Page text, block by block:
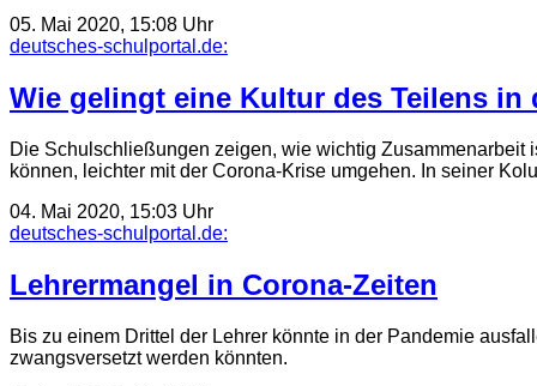
05. Mai 2020, 15:08 Uhr
deutsches-schulportal.de:
Wie gelingt eine Kultur des Teilens in
Die Schulschließungen zeigen, wie wichtig
können, leichter mit der Corona-Krise umgehen. In seiner
04. Mai 2020, 15:03 Uhr
deutsches-schulportal.de:
Lehrermangel in Corona-Zeiten
Bis zu einem Drittel der Lehrer könnte in der Pandemie
zwangsversetzt werden könnten.